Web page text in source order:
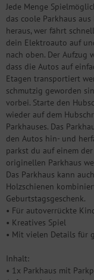
Jede Menge
das coole Parkhaus
heraus, wer fährt
dein Elektroauto auf
nach oben. Der Aufzug
dass die Autos auf
Etagen transportiert
schmutzig geworden
vorbei. Starte den
wieder auf dem
Parkhauses. Das
den Autos hin- und
parkst du auf einem
originellen Parkhaus
Das Parkhaus kann
Holzschienen
Geburtstagsgeschenk.
• Für autoverrückte
• Kreatives Spiel
• Mit vielen Details für
Inhalt:
• 1x Parkhaus mit